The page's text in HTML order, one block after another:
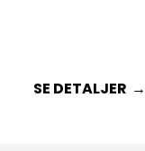
SE DETALJER